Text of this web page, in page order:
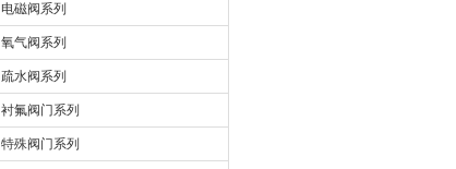
电磁阀系列
氧气阀系列
疏水阀系列
衬氟阀门系列
特殊阀门系列